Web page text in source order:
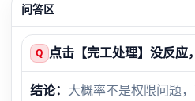
问答区
Q 点击【完工处理】没反应
结论： 大概率不是权限问题